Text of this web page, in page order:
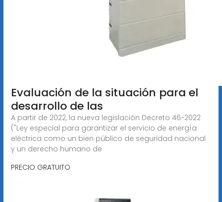
Evaluación de la situación para el
desarrollo de las
A partir de 2022, la nueva legislación Decreto 46-2022
("Ley especial para garantizar el servicio de energía
eléctrica como un bien público de seguridad nacional
y un derecho humano de
PRECIO GRATUITO